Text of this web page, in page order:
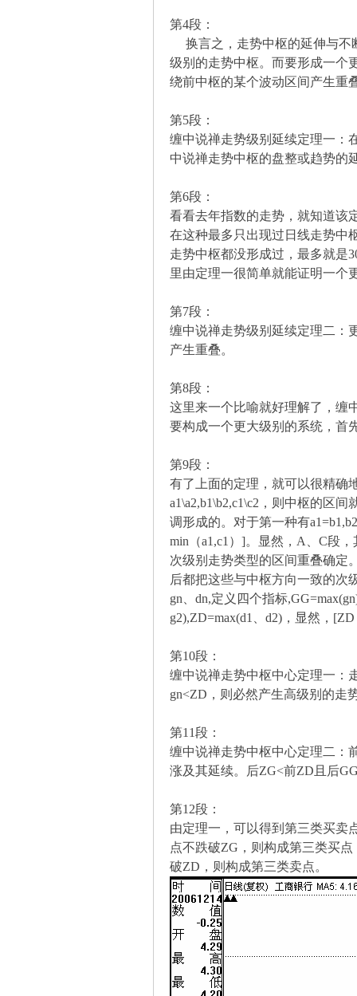
第4段：
换言之，走势中枢的延伸与不
级别的走势中枢。而要形成一个
绕前中枢的某个波动区间产生重
第5段：
缠中说禅走势级别延续定理一：
中说禅走势中枢的盘整或趋势的
第6段：
看看去年指数的走势，就知道该
在这种最多只出现过日线走势中
走势中枢都没形成过，最多就是
里由定理一很简单就能证明一个
第7段：
缠中说禅走势级别延续定理二：
产生重叠。
第8段：
这里来一个比喻就好理解了，缠
要构成一个更大级别的系统，首
第9段：
有了上面的定理，就可以很精确
a1\a2,b1\b2,c1\c2，则中枢的区
调形成的。对于第一种有
min（a1,c1）]。显然，A、C段
次级别走势类型的区间重叠确定
后都把这些与中枢方向一致的次
gn、dn,定义四个指标
g2),ZD=max(d1、d2)，显然，
第10段：
缠中说禅走势中枢中心定理一：
gn<ZD，则必然产生高级别的走
第11段：
缠中说禅走势中枢中心定理二：
涨及其延续。后ZG<前ZD且后
第12段：
由定理一，可以得到第三类买卖
点不跌破ZG，则构成第三类买
破ZD，则构成第三类卖点。